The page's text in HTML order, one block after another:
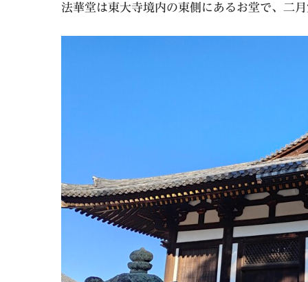
法華堂は東大寺境内の東側にあるお堂で、二